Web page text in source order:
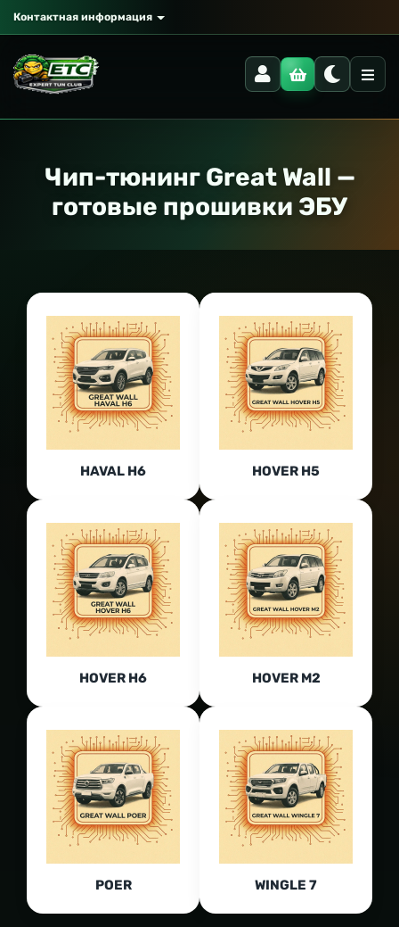
Контактная информация
Чип-тюнинг Great Wall —
готовые прошивки ЭБУ
HAVAL H6 HOVER H5
HOVER H6 HOVER M2
POER WINGLE 7